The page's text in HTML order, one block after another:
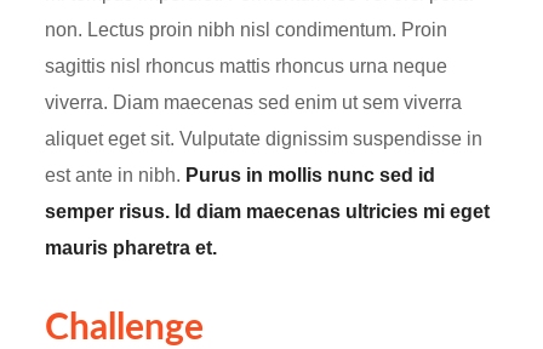
non. Lectus proin nibh nisl condimentum. Proin
sagittis nisl rhoncus mattis rhoncus urna neque
viverra. Diam maecenas sed enim ut sem viverra
aliquet eget sit. Vulputate dignissim suspendisse in
est ante in nibh. Purus in mollis nunc sed id
semper risus. Id diam maecenas ultricies mi eget
mauris pharetra et.
Challenge